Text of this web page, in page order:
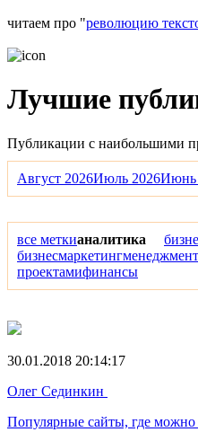
читаем про "революцию
Лучшие
Публикации с наибольшими
Август 2026Июль 2026Июнь
все меткианалитика
бизнесмаркетингменеджмент
проектамифинансы
30.01.2018 20:14:17
Олег Сединкин
Популярные сайты, где можно